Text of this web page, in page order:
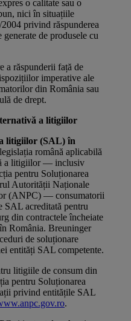
o calitate sau o
nici în situațiile
privind răspunderea
de produsele cu
a răspunderii față de
imperative ale
din România sau
de drept.
a litigiilor
litigiilor (SAL) în
română aplicabilă
a litigiilor — inclusiv
pentru Soluționarea
Autorității Naționale
(ANPC) — consumatorii
SAL acreditată pentru
din contractele încheiate
România. Breuninger
de soluționare
entități SAL competente.
litigiile de consum din
pentru Soluționarea
privind entitățile SAL
.